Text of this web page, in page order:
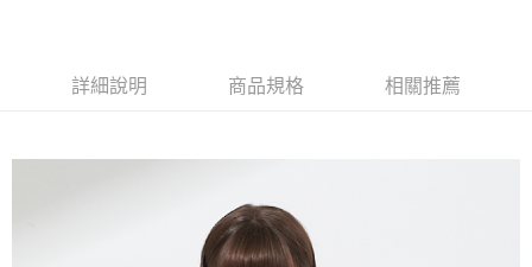
2.付款方式選擇「大哥付你分期」，訂單成立後會自動跳轉到大哥付的交易
流程，驗證手機門號後，選擇欲分期的期數、繳款截止日，確認付款後即完
4.訂單成立30分鐘內，如未前往確認交易或遇審核未通過，訂單將自動取
1.分期款項不併入電信帳單，「大哥付你分期」於每月結算日後寄送繳費提
相關說明
３．安心：先確認商品／服務後，再付款。
【「AFTEE先享後付」結帳流程】
每筆NT$120，滿NT$2,000(含以上)免運費
詳細說明 商品規格 相關推薦